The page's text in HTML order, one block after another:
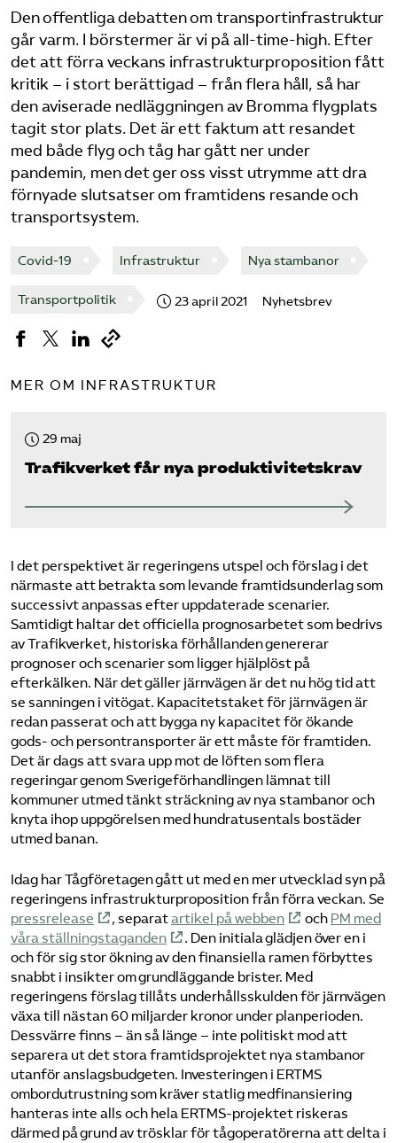
Bli medlem
Logga in på Arbetsgivarguiden
Sök på tagforetagen.se
Den offentliga debatten om transportinfrastruktur
går varm. I börstermer är vi på all-time-high. Efter
det att förra veckans infrastrukturproposition fått
kritik – i stort berättigad – från flera håll, så har
den aviserade nedläggningen av Bromma flygplats
tagit stor plats. Det är ett faktum att resandet
med både flyg och tåg har gått ner under
pandemin, men det ger oss visst utrymme att dra
förnyade slutsatser om framtidens resande och
transportsystem.
Covid-19 Infrastruktur Nya stambanor
Transportpolitik 23 april 2021 Nyhetsbrev
MER OM INFRASTRUKTUR
29 maj
Trafikverket får nya produktivitetskrav
I det perspektivet är regeringens utspel och förslag i det
närmaste att betrakta som levande framtidsunderlag som
successivt anpassas efter uppdaterade scenarier.
Samtidigt haltar det officiella prognosarbetet som bedrivs
av Trafikverket, historiska förhållanden genererar
prognoser och scenarier som ligger hjälplöst på
efterkälken. När det gäller järnvägen är det nu hög tid att
se sanningen i vitögat. Kapacitetstaket för järnvägen är
redan passerat och att bygga ny kapacitet för ökande
gods- och persontransporter är ett måste för framtiden.
Det är dags att svara upp mot de löften som flera
regeringar genom Sverigeförhandlingen lämnat till
kommuner utmed tänkt sträckning av nya stambanor och
knyta ihop uppgörelsen med hundratusentals bostäder
utmed banan.
Idag har Tågföretagen gått ut med en mer utvecklad syn på
regeringens infrastrukturproposition från förra veckan. Se
pressrelease
, separatartikel på webben och PM med
våra ställningstaganden
. Den initiala glädjen över en i
och för sig stor ökning av den finansiella ramen förbyttes
snabbt i insikter om grundläggande brister. Med
regeringens förslag tillåts underhållsskulden för järnvägen
växa till nästan 60 miljarder kronor under planperioden.
Dessvärre finns – än så länge – inte politiskt mod att
separera ut det stora framtidsprojektet nya stambanor
utanför anslagsbudgeten. Investeringen i ERTMS
ombordutrustning som kräver statlig medfinansiering
hanteras inte alls och hela ERTMS-projektet riskeras
därmed på grund av trösklar för tågoperatörerna att delta i